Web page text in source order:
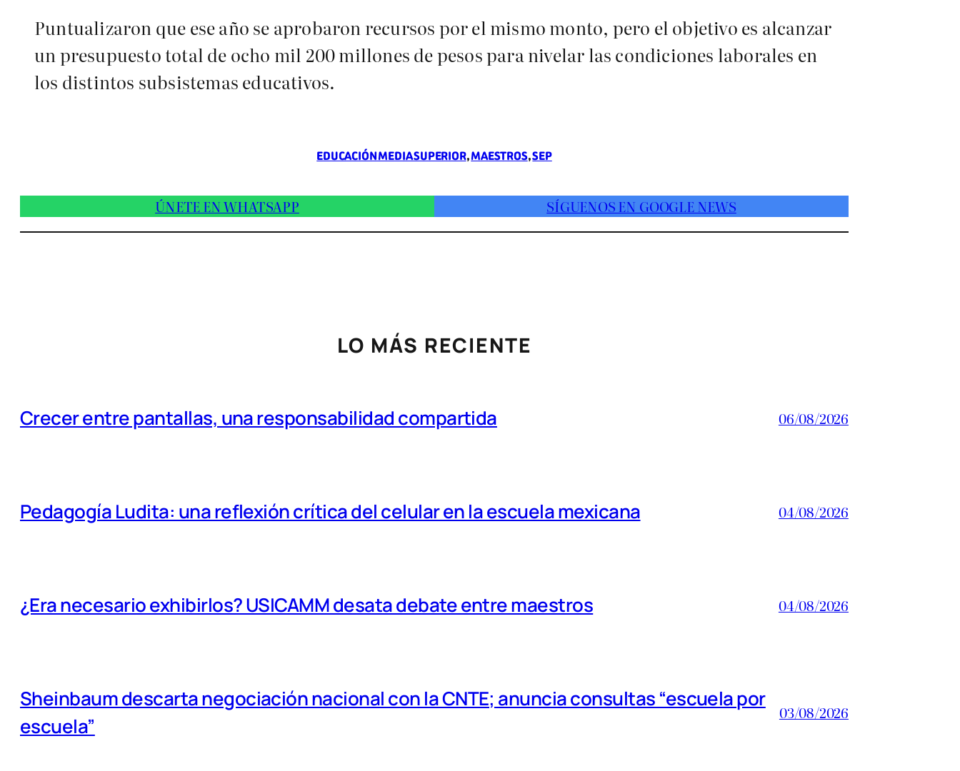
Puntualizaron que ese año se aprobaron recursos por el mismo monto, pero el objetivo es alcanzar
un presupuesto total de ocho mil 200 millones de pesos para nivelar las condiciones laborales en
los distintos subsistemas educativos.
EDUCACIÓN MEDIA SUPERIOR, MAESTROS, SEP
ÚNETE EN WHATSAPP SÍGUENOS EN GOOGLE NEWS
LO MÁS RECIENTE
Crecer entre pantallas, una responsabilidad compartida 06/08/2026
Pedagogía Ludita: una reflexión crítica del celular en la escuela mexicana 04/08/2026
¿Era necesario exhibirlos? USICAMM desata debate entre maestros 04/08/2026
Sheinbaum descarta negociación nacional con la CNTE; anuncia consultas “escuela por
escuela”
03/08/2026